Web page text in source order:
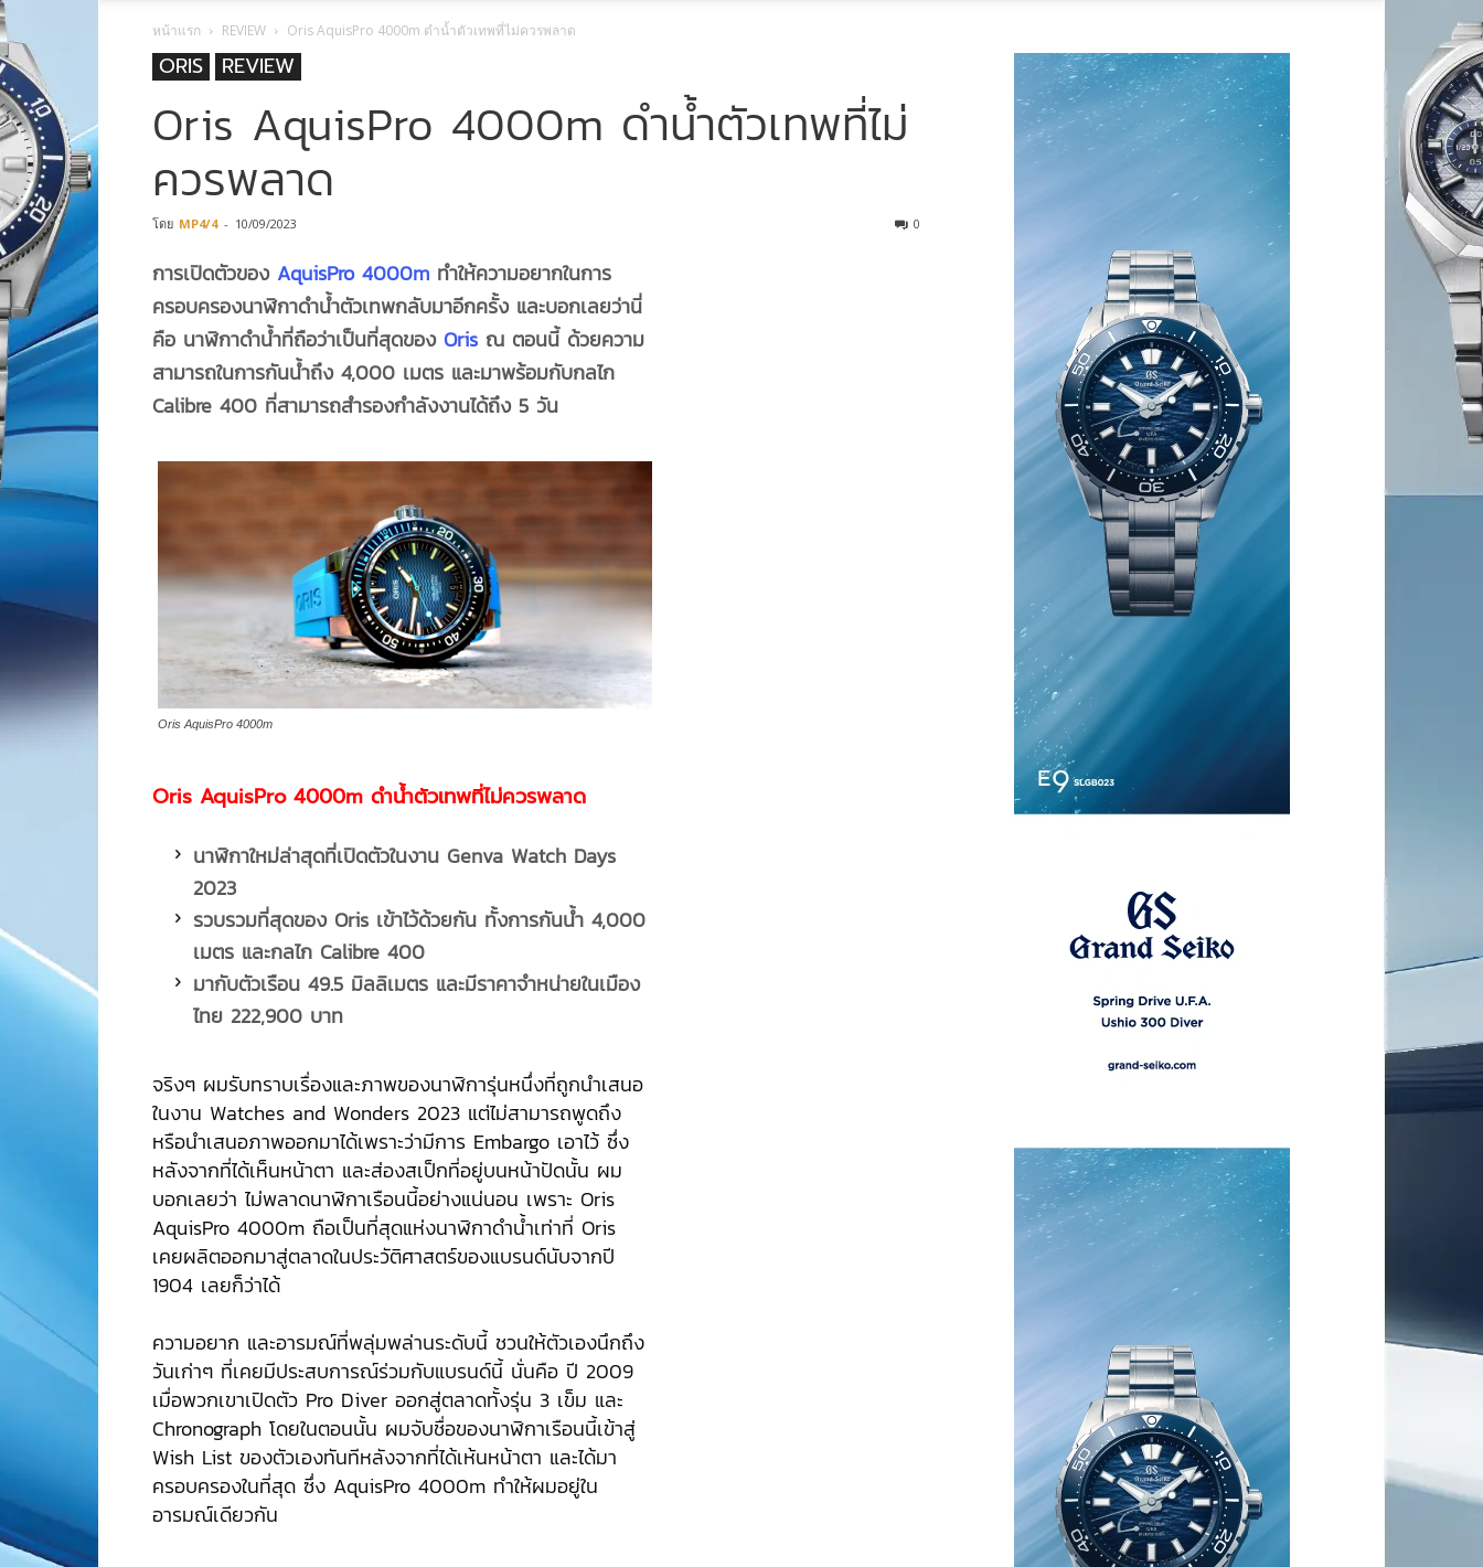
หน้าแรก REVIEW Oris AquisPro 4000m ดำน้ำตัวเทพที่ไม่ควรพลาด
ORIS REVIEW
Oris AquisPro 4000m ดำน้ำตัวเทพที่ไม่
ควรพลาด
โดย MP4/4 - 10/09/2023 0
การเปิดตัวของ AquisPro 4000m ทำให้ความอยากในการ
ครอบครองนาฬิกาดำน้ำตัวเทพกลับมาอีกครั้ง และบอกเลยว่านี่
คือ นาฬิกาดำน้ำที่ถือว่าเป็นที่สุดของ Oris ณ ตอนนี้ ด้วยความ
สามารถในการกันน้ำถึง 4,000 เมตร และมาพร้อมกับกลไก
Calibre 400 ที่สามารถสำรองกำลังงานได้ถึง 5 วัน
Oris AquisPro 4000m
Oris AquisPro 4000m ดำน้ำตัวเทพที่ไม่ควรพลาด
นาฬิกาใหม่ล่าสุดที่เปิดตัวในงาน Genva Watch Days
2023
รวบรวมที่สุดของ Oris เข้าไว้ด้วยกัน ทั้งการกันน้ำ 4,000
เมตร และกลไก Calibre 400
มากับตัวเรือน 49.5 มิลลิเมตร และมีราคาจำหน่ายในเมือง
ไทย 222,900 บาท
จริงๆ ผมรับทราบเรื่องและภาพของนาฬิการุ่นหนึ่งที่ถูกนำเสนอ
ในงาน Watches and Wonders 2023 แต่ไม่สามารถพูดถึง
หรือนำเสนอภาพออกมาได้เพราะว่ามีการ Embargo เอาไว้ ซึ่ง
หลังจากที่ได้เห็นหน้าตา และส่องสเป็กที่อยู่บนหน้าปัดนั้น ผม
บอกเลยว่า ไม่พลาดนาฬิกาเรือนนี้อย่างแน่นอน เพราะ Oris
AquisPro 4000m ถือเป็นที่สุดแห่งนาฬิกาดำน้ำเท่าที่ Oris
เคยผลิตออกมาสู่ตลาดในประวัติศาสตร์ของแบรนด์นับจากปี
1904 เลยก็ว่าได้
ความอยาก และอารมณ์ที่พลุ่มพล่านระดับนี้ ชวนให้ตัวเองนึกถึง
วันเก่าๆ ที่เคยมีประสบการณ์ร่วมกับแบรนด์นี้ นั่นคือ ปี 2009
เมื่อพวกเขาเปิดตัว Pro Diver ออกสู่ตลาดทั้งรุ่น 3 เข็ม และ
Chronograph โดยในตอนนั้น ผมจับชื่อของนาฬิกาเรือนนี้เข้าสู่
Wish List ของตัวเองทันทีหลังจากที่ได้เห้นหน้าตา และได้มา
ครอบครองในที่สุด ซึ่ง AquisPro 4000m ทำให้ผมอยู่ใน
อารมณ์เดียวกัน